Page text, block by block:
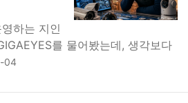
하는 지인
를 물어봤는데, 생각보다
04